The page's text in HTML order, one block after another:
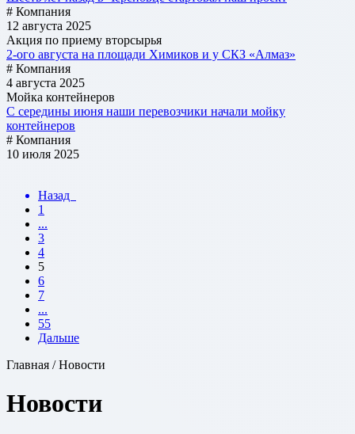
# Компания
12 августа 2025
Акция по приему вторсырья
2-ого августа на площади Химиков и у СКЗ «Алмаз»
# Компания
4 августа 2025
Мойка контейнеров
С середины июня наши перевозчики начали мойку
контейнеров
# Компания
10 июля 2025
Назад
1
...
3
4
5
6
7
...
55
Дальше
Главная / Новости
Новости